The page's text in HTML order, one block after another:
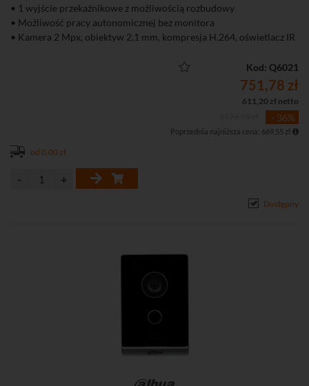
• 1 wyjście przekaźnikowe z możliwością rozbudowy
• Możliwość pracy autonomicznej bez monitora
• Kamera 2 Mpx, obiektyw 2,1 mm, kompresja H.264, oświetlacz IR
• Funkcja zapisu wiadomości wideo po nieodebranym połączeniu
Kod: Q6021
751,78 zł
611,20 zł netto
- 36%
Poprzednia najniższa cena: 669,55 zł
od 0,00 zł
Dostępny